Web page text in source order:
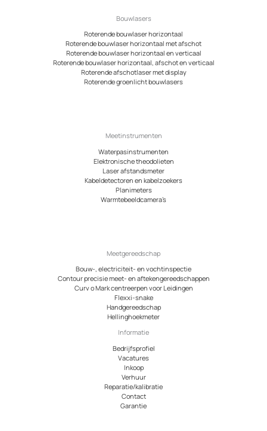
Bouwlasers
Roterende bouwlaser horizontaal
Roterende bouwlaser horizontaal met afschot
Roterende bouwlaser horizontaal en verticaal
Roterende bouwlaser horizontaal, afschot en verticaal
Roterende afschotlaser met display
Roterende groenlicht bouwlasers
Meetinstrumenten
Waterpasinstrumenten
Elektronische theodolieten
Laser afstandsmeter
Kabeldetectoren en kabelzoekers
Planimeters
Warmtebeeldcamera’s
Meetgereedschap
Bouw-, electriciteit- en vochtinspectie
Contour precisie meet- en aftekengereedschappen
Curv o Mark centreerpen voor Leidingen
Flexxi-snake
Handgereedschap
Hellinghoekmeter
Informatie
Bedrijfsprofiel
Vacatures
Inkoop
Verhuur
Reparatie/kalibratie
Contact
Garantie